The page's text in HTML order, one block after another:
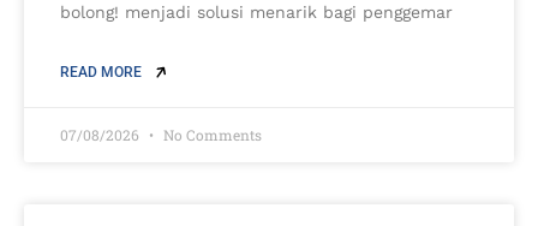
bolong! menjadi solusi menarik bagi penggemar
READ MORE
07/08/2026 No Comments